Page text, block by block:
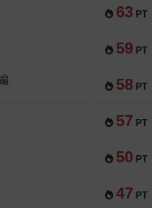
63 PT
59 PT
58 PT
57 PT
50 PT
47 PT